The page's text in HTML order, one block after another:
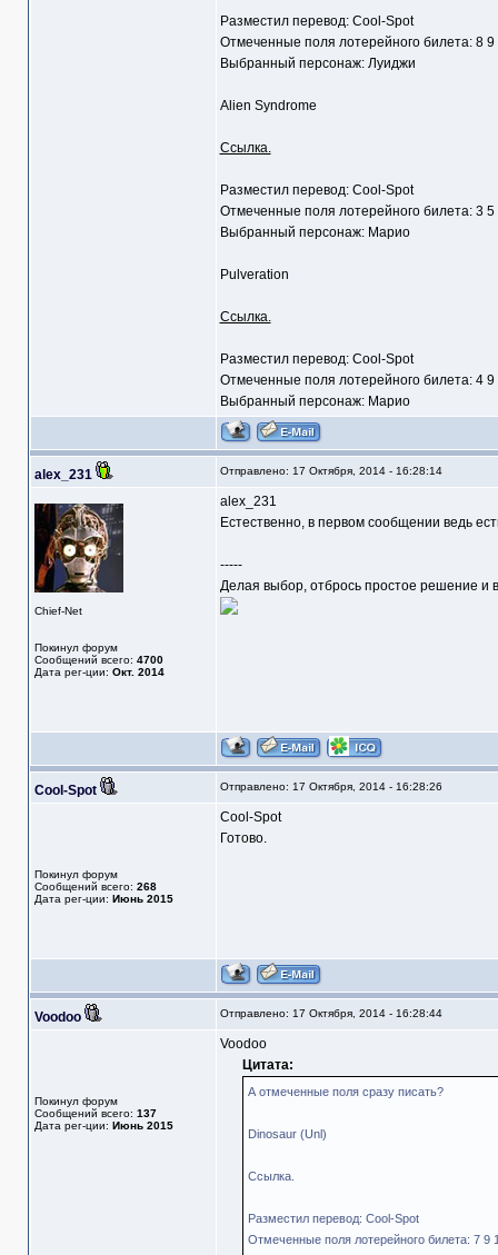
Разместил перевод: Cool-Spot
Отмеченные поля лотерейного билета: 8 9
Выбранный персонаж: Луиджи
Alien Syndrome
Ссылка.
Разместил перевод: Cool-Spot
Отмеченные поля лотерейного билета: 3 5
Выбранный персонаж: Марио
Pulveration
Ссылка.
Разместил перевод: Cool-Spot
Отмеченные поля лотерейного билета: 4 9
Выбранный персонаж: Марио
alex_231 Отправлено: 17 Октября, 2014 - 16:28:14
Chief-Net
Покинул форум
Сообщений всего: 4700
Дата рег-ции: Окт. 2014
alex_231
Естественно, в первом сообщении ведь
-----
Делая выбор, отбрось простое решение и
Cool-Spot Отправлено: 17 Октября, 2014 - 16:28:26
Покинул форум
Сообщений всего: 268
Дата рег-ции: Июнь 2015
Cool-Spot
Готово.
Voodoo Отправлено: 17 Октября, 2014 - 16:28:44
Покинул форум
Сообщений всего: 137
Дата рег-ции: Июнь 2015
Voodoo
Цитата:
А отмеченные поля сразу писать?
Dinosaur (Unl)
Ссылка.
Разместил перевод: Cool-Spot
Отмеченные поля лотерейного билета: 7 9